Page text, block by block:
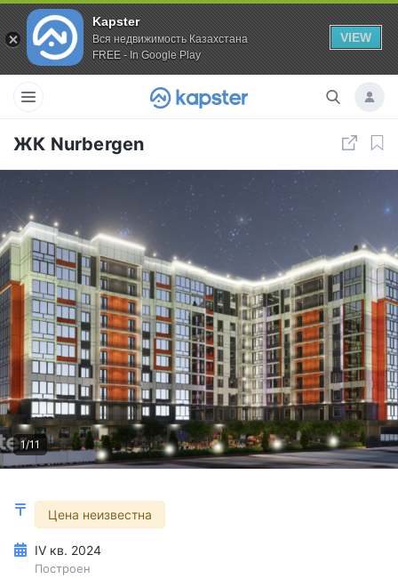
Kapster
Вся недвижимость Казахстана
FREE - In Google Play
VIEW
ЖК Nurbergen
1/11
Цена неизвестна
IV кв. 2024
Построен